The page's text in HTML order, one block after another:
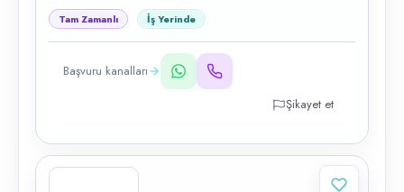
Tam Zamanlı İş Yerinde
Başvuru kanalları
Şikayet et